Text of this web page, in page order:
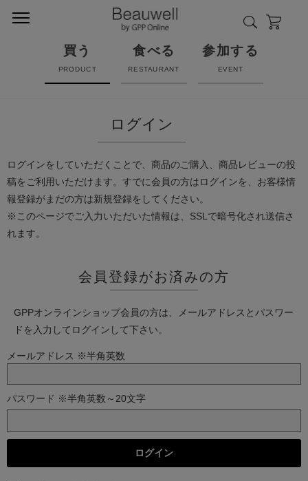
買う
PRODUCT
食べる
RESTAURANT
参加する
EVENT
ログイン
ログインをしていただくことで、商品のご購入、商品レビューの投
稿をご利用いただけます。すでに会員の方はログインを、お客様情
報登録がまだの方は新規登録をしてください。
※このページでご入力いただいた情報は、SSLで暗号化され送信さ
れます。
会員登録がお済みの方
GPPオンラインショップ会員の方は、メールアドレスとパスワー
ドを入力してログインして下さい。
メールアドレス ※半角英数
パスワード ※半角英数～20文字